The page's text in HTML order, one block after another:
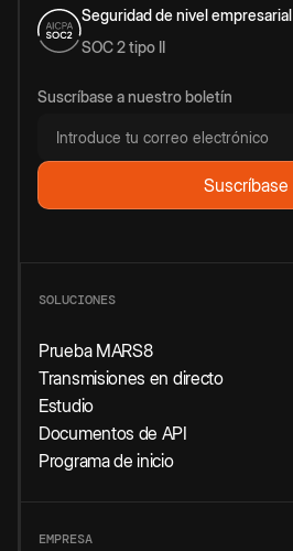
Seguridad de nivel empresarial
SOC 2 tipo II
Suscríbase a nuestro boletín
SOLUCIONES
Prueba MARS8
Transmisiones en directo
Estudio
Documentos de API
Programa de inicio
EMPRESA